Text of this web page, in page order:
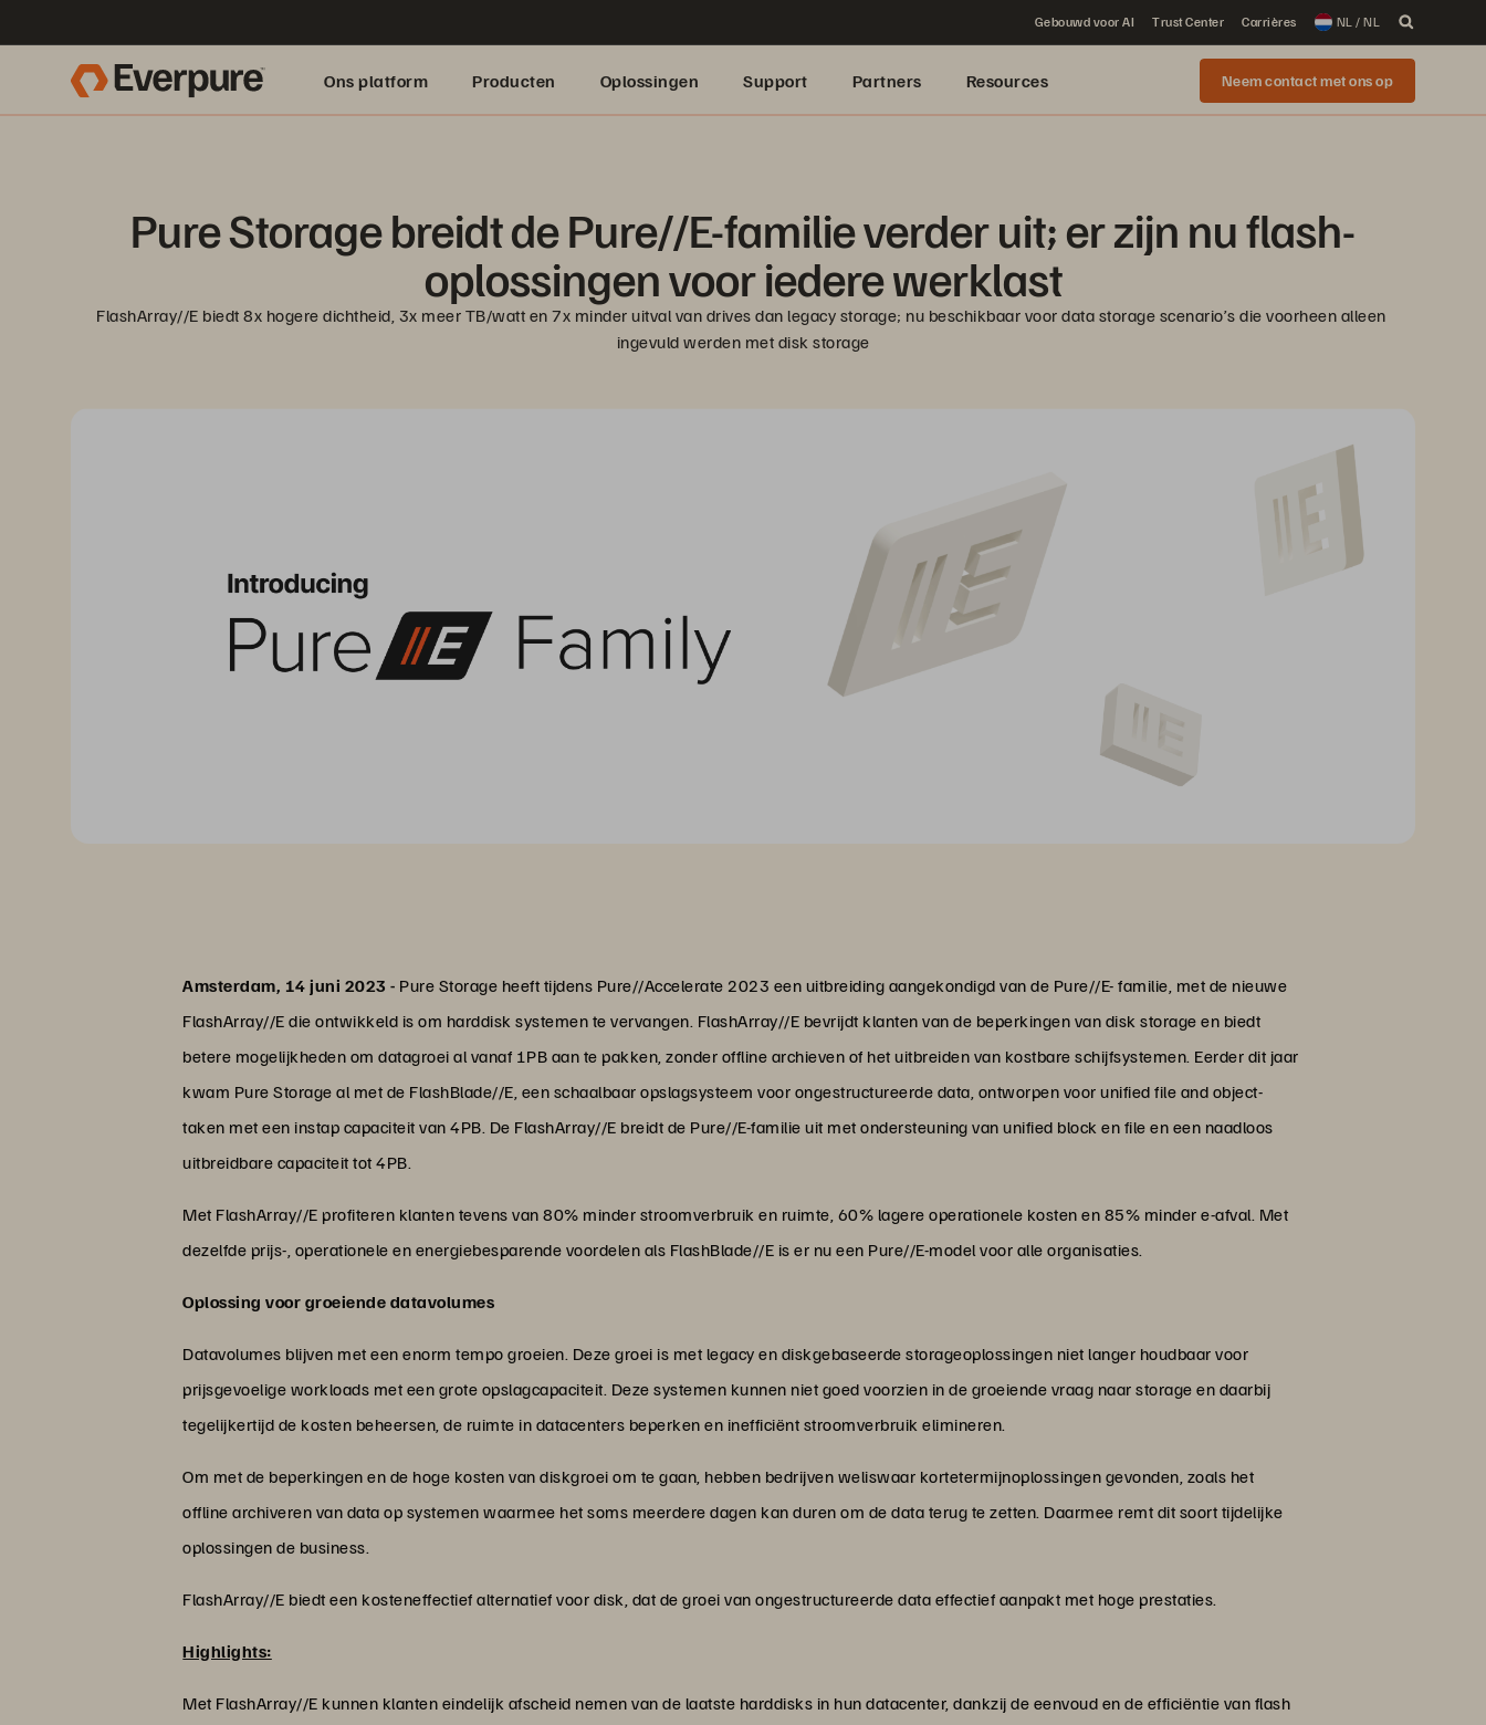
Gebouwd voor AI Trust Center Carrières NL / NL
Ons platform Producten Oplossingen Support Partners Resources Neem contact met ons op
Pure Storage breidt de Pure//E-familie verder uit; er zijn nu flash-
oplossingen voor iedere werklast
FlashArray//E biedt 8x hogere dichtheid, 3x meer TB/watt en 7x minder uitval van drives dan legacy storage; nu beschikbaar voor data storage scenario’s die voorheen alleen
ingevuld werden met disk storage
Amsterdam, 14 juni 2023 - Pure Storage heeft tijdens Pure//Accelerate 2023 een uitbreiding aangekondigd van de Pure//E- familie, met de nieuwe
FlashArray//E die ontwikkeld is om harddisk systemen te vervangen. FlashArray//E bevrijdt klanten van de beperkingen van disk storage en biedt
betere mogelijkheden om datagroei al vanaf 1PB aan te pakken, zonder offline archieven of het uitbreiden van kostbare schijfsystemen. Eerder dit jaar
kwam Pure Storage al met de FlashBlade//E, een schaalbaar opslagsysteem voor ongestructureerde data, ontworpen voor unified file and object-
taken met een instap capaciteit van 4PB. De FlashArray//E breidt de Pure//E-familie uit met ondersteuning van unified block en file en een naadloos
uitbreidbare capaciteit tot 4PB.
Met FlashArray//E profiteren klanten tevens van 80% minder stroomverbruik en ruimte, 60% lagere operationele kosten en 85% minder e-afval. Met
dezelfde prijs-, operationele en energiebesparende voordelen als FlashBlade//E is er nu een Pure//E-model voor alle organisaties.
Oplossing voor groeiende datavolumes
Datavolumes blijven met een enorm tempo groeien. Deze groei is met legacy en diskgebaseerde storageoplossingen niet langer houdbaar voor
prijsgevoelige workloads met een grote opslagcapaciteit. Deze systemen kunnen niet goed voorzien in de groeiende vraag naar storage en daarbij
tegelijkertijd de kosten beheersen, de ruimte in datacenters beperken en inefficiënt stroomverbruik elimineren.
Om met de beperkingen en de hoge kosten van diskgroei om te gaan, hebben bedrijven weliswaar kortetermijnoplossingen gevonden, zoals het
offline archiveren van data op systemen waarmee het soms meerdere dagen kan duren om de data terug te zetten. Daarmee remt dit soort tijdelijke
oplossingen de business.
FlashArray//E biedt een kosteneffectief alternatief voor disk, dat de groei van ongestructureerde data effectief aanpakt met hoge prestaties.
Highlights:
Met FlashArray//E kunnen klanten eindelijk afscheid nemen van de laatste harddisks in hun datacenter, dankzij de eenvoud en de efficiëntie van flash